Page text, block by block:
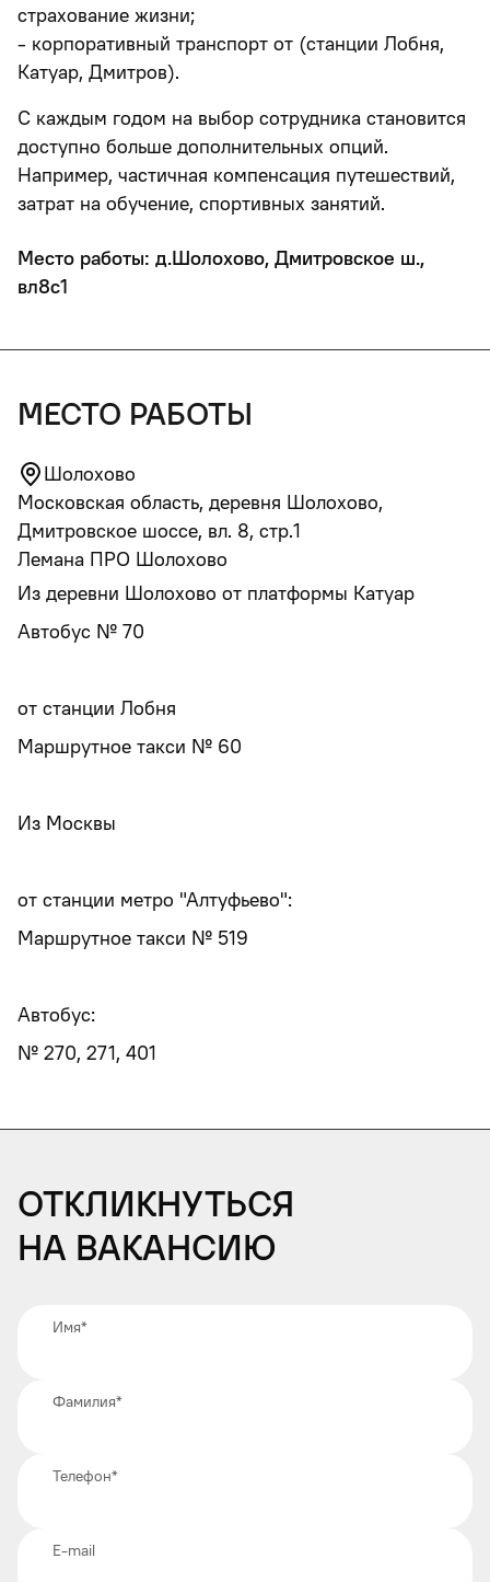
страхование жизни;
- корпоративный транспорт от (станции Лобня,
Катуар, Дмитров).
С каждым годом на выбор сотрудника становится
доступно больше дополнительных опций.
Например, частичная компенсация путешествий,
затрат на обучение, спортивных занятий.
Место работы: д.Шолохово, Дмитровское ш.,
вл8с1
место работы
Шолохово
Московская область, деревня Шолохово,
Дмитровское шоссе, вл. 8, стр.1
Лемана ПРО Шолохово
Из деревни Шолохово от платформы Катуар
Автобус № 70
от станции Лобня
Маршрутное такси № 60
Из Москвы
от станции метро "Алтуфьево":
Маршрутное такси № 519
Автобус:
№ 270, 271, 401
Откликнуться
на вакансию
Имя*
Фамилия*
Телефон*
E-mail